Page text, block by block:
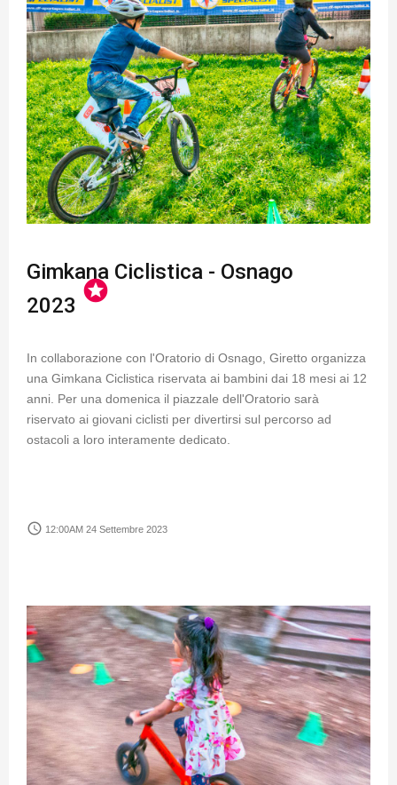
Gimkana Ciclistica - Osnago
2023
stars
In collaborazione con l'Oratorio di Osnago, Giretto organizza
una Gimkana Ciclistica riservata ai bambini dai 18 mesi ai 12
anni. Per una domenica il piazzale dell'Oratorio sarà
riservato ai giovani ciclisti per divertirsi sul percorso ad
ostacoli a loro interamente dedicato.
access_time 12:00AM 24 Settembre 2023